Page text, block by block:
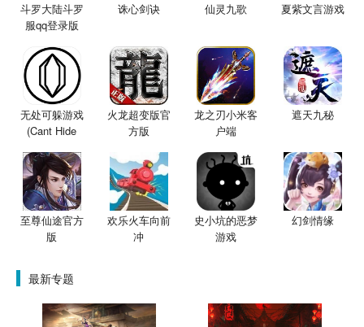
斗罗大陆斗罗
服qq登录版
诛心剑诀 仙灵九歌 夏紫文言游戏
无处可躲游戏
(Cant Hide
火龙超变版官
方版
龙之刃小米客
户端
遮天九秘
至尊仙途官方
版
欢乐火车向前
冲
史小坑的恶梦
游戏
幻剑情缘
最新专题